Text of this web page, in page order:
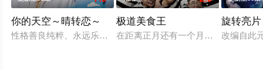
你的天空～晴转恋～
性格善良纯粹、永远乐观开朗的阳光少年舟濑阳向（福田步汰
极道美食王
在距离正月还有一个月的浪速南监狱
旋转亮片
改编自此